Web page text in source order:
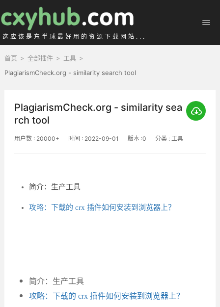
这应该是东半球最好用的资源下载网站...
首页 > 全部插件 > 工具 >
PlagiarismCheck.org - similarity search tool
PlagiarismCheck.org - similarity sea
rch tool
用户数 : 20000+ 时间 : 2022-09-01 版本 :0 分类 : 工具
简介：生产工具
攻略：下载的 crx 插件如何安装到浏览器上？
简介：生产工具
攻略：下载的 crx 插件如何安装到浏览器上？